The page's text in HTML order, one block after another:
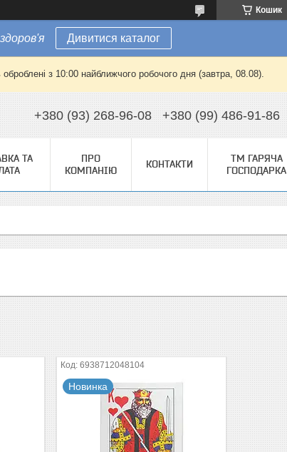
Кошик
Дивитися каталог
з 10:00 найближчого робочого дня (завтра, 08.08).
+380 (93) 268-96-08 +380 (99) 486-91-86
ТА
ПРО
КОМПАНІЮ
КОНТАКТИ
ТМ ГАРЯЧА
ГОСПОДАРКА
6938712048104
Новинка